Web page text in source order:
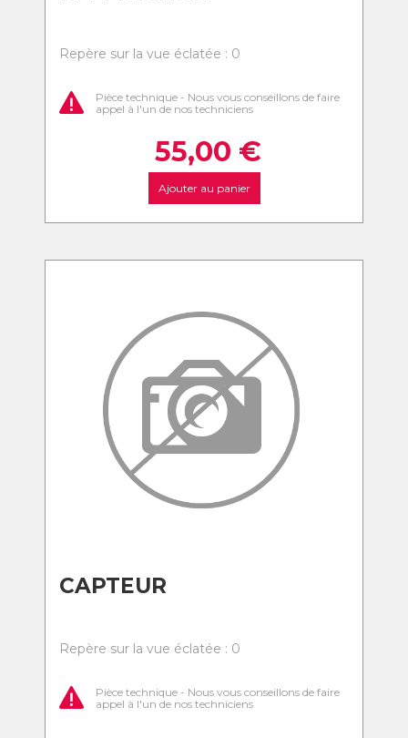
Repère sur la vue éclatée : 0
Pièce technique - Nous vous conseillons de faire
appel à l'un de nos techniciens
55,00 €
Ajouter au panier
CAPTEUR
Repère sur la vue éclatée : 0
Pièce technique - Nous vous conseillons de faire
appel à l'un de nos techniciens